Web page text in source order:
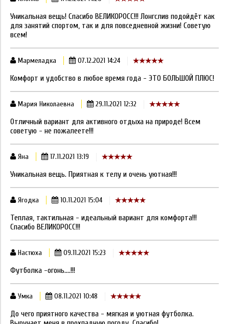
Уникальная вещь! Спасибо ВЕЛИКОРОСС!!! Лонгслив подойдёт как
для занятий спортом, так и для повседневной жизни! Советую
всем!
Мармеладка 07.12.2021 14:24
Комфорт и удобство в любое время года - ЭТО БОЛЬШОЙ ПЛЮС!
Мария Николаевна 29.11.2021 12:32
Отличный вариант для активного отдыха на природе! Всем
советую - не пожалеете!!!
Яна 17.11.2021 13:19
Уникальная вещь. Приятная к телу и очень уютная!!!
Ягодка 10.11.2021 15:04
Теплая, тактильная - идеальный вариант для комфорта!!!
Спасибо ВЕЛИКОРОСС!!!
Настюха 09.11.2021 15:23
Футболка -огонь....!!!
Умка 08.11.2021 10:48
До чего приятного качества - мягкая и уютная футболка.